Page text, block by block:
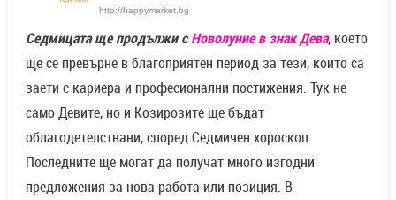
http://happymarket.bg
Седмицата ще продължи сНоволуние в знак Дева, което
ще се превърне в благоприятен период за тези, които са
заети с кариера и професионални постижения. Тук не
само Девите, но и Козирозите ще бъдат
облагодетелствани, според Седмичен хороскоп.
Последните ще могат да получат много изгодни
предложения за нова работа или позиция. В